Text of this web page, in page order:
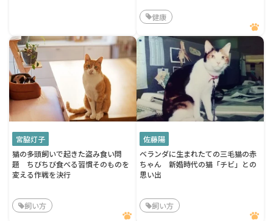
健康
宮脇灯子
猫の多頭飼いで起きた盗み食い問
題 ちびちび食べる習慣そのものを
変える作戦を決行
飼い方
佐藤陽
ベランダに生まれたての三毛猫の赤
ちゃん 新婚時代の猫「チビ」との
思い出
飼い方